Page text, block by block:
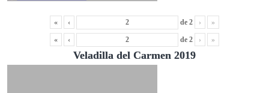
« ‹ de 2 › »
« ‹ de 2 › »
Veladilla del Carmen 2019